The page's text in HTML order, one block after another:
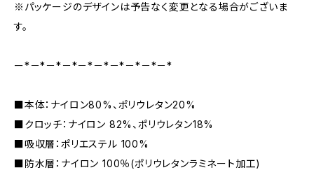
※パッケージのデザインは予告なく変更となる場合がございま
す。
ー*－*－*－*－*－*－*－*－*－*
■本体：ナイロン80%、ポリウレタン20%
■クロッチ：ナイロン 82%、ポリウレタン18%
■吸収層：ポリエステル 100%
■防水層：ナイロン 100％(ポリウレタンラミネート加工)